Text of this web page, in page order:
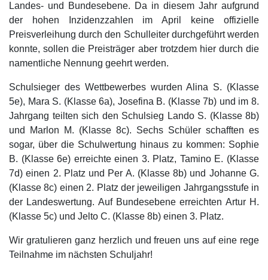
Landes- und Bundesebene. Da in diesem Jahr aufgrund
der hohen Inzidenzzahlen im April keine offizielle
Preisverleihung durch den Schulleiter durchgeführt werden
konnte, sollen die Preisträger aber trotzdem hier durch die
namentliche Nennung geehrt werden.
Schulsieger des Wettbewerbes wurden Alina S. (Klasse
5e), Mara S. (Klasse 6a), Josefina B. (Klasse 7b) und im 8.
Jahrgang teilten sich den Schulsieg Lando S. (Klasse 8b)
und Marlon M. (Klasse 8c). Sechs Schüler schafften es
sogar, über die Schulwertung hinaus zu kommen: Sophie
B. (Klasse 6e) erreichte einen 3. Platz, Tamino E. (Klasse
7d) einen 2. Platz und Per A. (Klasse 8b) und Johanne G.
(Klasse 8c) einen 2. Platz der jeweiligen Jahrgangsstufe in
der Landeswertung. Auf Bundesebene erreichten Artur H.
(Klasse 5c) und Jelto C. (Klasse 8b) einen 3. Platz.
Wir gratulieren ganz herzlich und freuen uns auf eine rege
Teilnahme im nächsten Schuljahr!